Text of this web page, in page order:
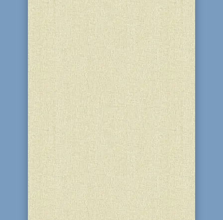
В последний день праздника Пейсах,
22 Нисана 5778 года, в общинном
центре "Бейт Барух" и синагоге "Бейт
Реувен" города Каменского состоялась
трапеза Мошиаха. После молитвы
маарив, в банкетном зале синагоги
члены еврейской общины собрались,
чтобы вместе отметить это...